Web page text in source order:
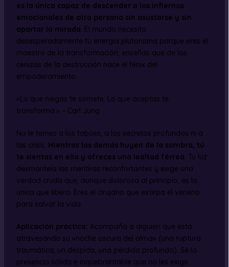
es la única capaz de descender a los infiernos
emocionales de otra persona sin asustarse y sin
apartar la mirada . El mundo necesita
desesperadamente tu energía plutoniana porque eres el
maestro de la transformación; enseñas que de las
cenizas de la destrucción nace el fénix del
empoderamiento.
«Lo que niegas te somete. Lo que aceptas te
transforma.» – Carl Jung
No le temes a los tabúes, a los secretos profundos ni a
las crisis. Mientras los demás huyen de la sombra, tú
te sientas en ella y ofreces una lealtad férrea . Tu luz
desmantela las mentiras reconfortantes y exige una
verdad cruda que, aunque dolorosa al principio, es la
única que libera. Eres el cirujano que extirpa el veneno
para salvar la vida.
Aplicación práctica: Acompaña a alguien que está
atravesando su «noche oscura del alma» (una ruptura
traumática, un despido, una pérdida profunda). Sé la
presencia sólida e inquebrantable que no les exige